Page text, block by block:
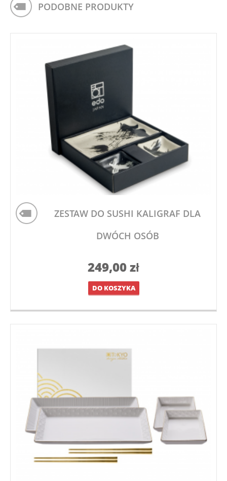
PODOBNE PRODUKTY
ZESTAW DO SUSHI KALIGRAF DLA
DWÓCH OSÓB
249,00zł
DO KOSZYKA